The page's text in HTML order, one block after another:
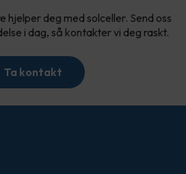
hjelper deg med solceller. Send oss
i dag, så kontakter vi deg raskt.
Ta kontakt